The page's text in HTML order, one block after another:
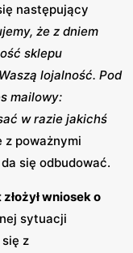
następujący
że z dniem
sklepu
lojalność. Pod
mailowy:
w razie jakichś
z poważnymi
się odbudować.
wniosek o
sytuacji
się z